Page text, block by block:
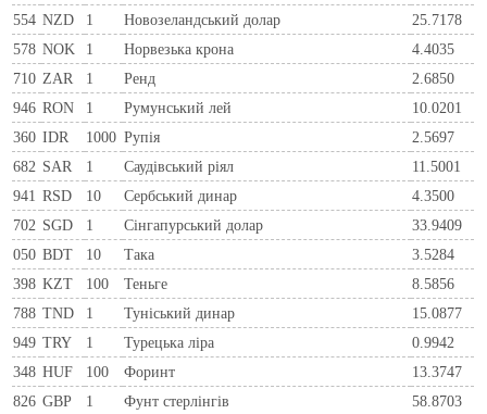
554 NZD 1 Новозеландський долар
25.7178
578 NOK 1 Норвезька крона
4.4035
710 ZAR 1 Ренд
2.6850
946 RON 1 Румунський лей
10.0201
360 IDR 1000 Рупія
2.5697
682 SAR 1 Саудівський ріял
11.5001
941 RSD 10 Сербський динар
4.3500
702 SGD 1 Сінгапурський долар
33.9409
050 BDT 10 Така
3.5284
398 KZT 100 Теньге
8.5856
788 TND 1 Туніський динар
15.0877
949 TRY 1 Турецька ліра
0.9942
348 HUF 100 Форинт
13.3747
826 GBP 1 Фунт стерлінгів 58.8703